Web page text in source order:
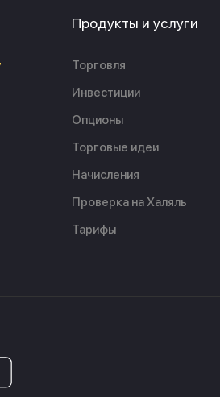
Продукты и услуги
Торговля
Инвестиции
Опционы
Торговые идеи
Начисления
Проверка на Халяль
Тарифы